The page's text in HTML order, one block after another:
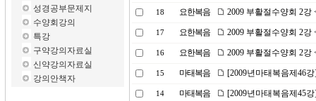
성경공부문제지
수양회강의
특강
구약강의자료실
신약강의자료실
강의안책자
18 요한복음 2009 부활절수양회 2
17 요한복음 2009 부활절수양회 2
16 요한복음 2009 부활절수양회 2
15 마태복음 [2009년마태복음제46
14 마태복음 [2009년마태복음제45